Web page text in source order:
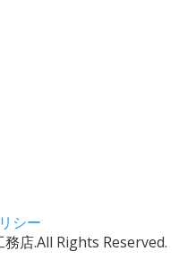
シー
店.All Rights Reserved.